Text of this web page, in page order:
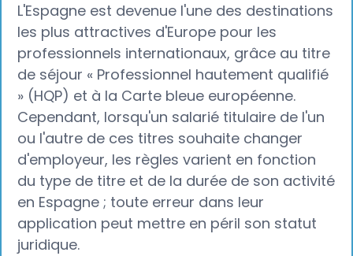
L'Espagne est devenue l'une des destinations
les plus attractives d'Europe pour les
professionnels internationaux, grâce au titre
de séjour « Professionnel hautement qualifié
» (HQP) et à la Carte bleue européenne.
Cependant, lorsqu'un salarié titulaire de l'un
ou l'autre de ces titres souhaite changer
d'employeur, les règles varient en fonction
du type de titre et de la durée de son activité
en Espagne ; toute erreur dans leur
application peut mettre en péril son statut
juridique.